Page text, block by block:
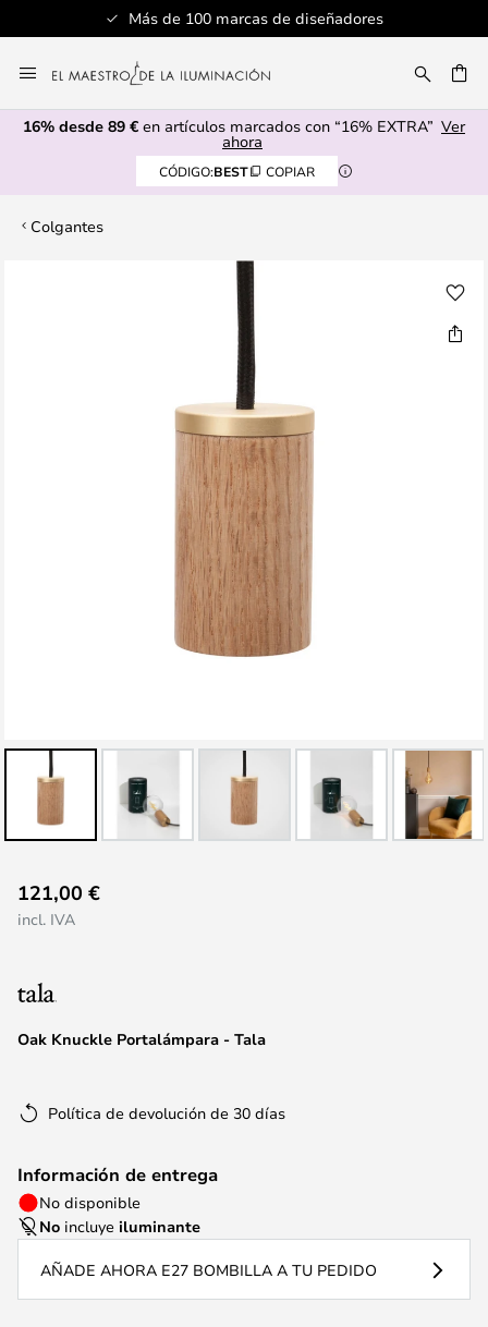
Más de 100 marcas de diseñadores
al
contenido
16% desde 89 € en artículos marcados con “16% EXTRA” Ver
ahora
CÓDIGO:BEST COPIAR
Colgantes
comienzo
galería
deOak Knuckle Portalámpara - Tala
121,00 €
incl. IVA
Política de devolución de 30 días
Información de entrega
No disponible
No incluye iluminante
AÑADE AHORA E27 BOMBILLA A TU PEDIDO